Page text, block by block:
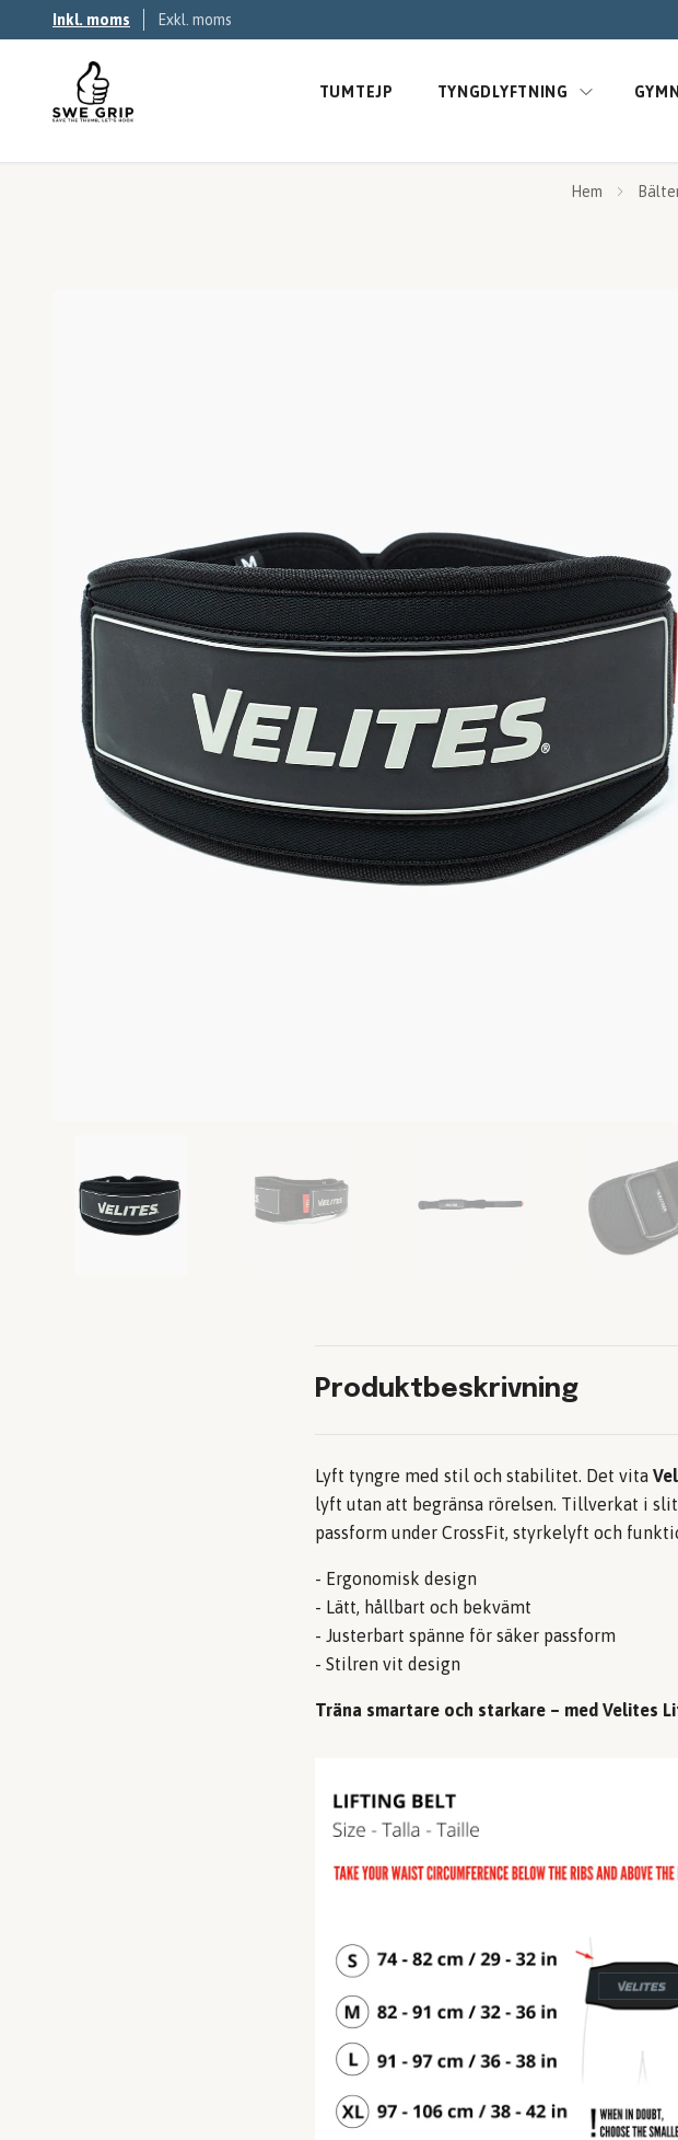
Inkl. moms Exkl. moms
TUMTEJP TYNGDLYFTNING
Hem
Produktbeskrivning
Lyft tyngre med stil och stabilitet. Det vita
lyft utan att begränsa rörelsen. Tillverkat i
passform under CrossFit, styrkelyft och
- Ergonomisk design
- Lätt, hållbart och bekvämt
- Justerbart spänne för säker passform
- Stilren vit design
Träna smartare och starkare – med Velites